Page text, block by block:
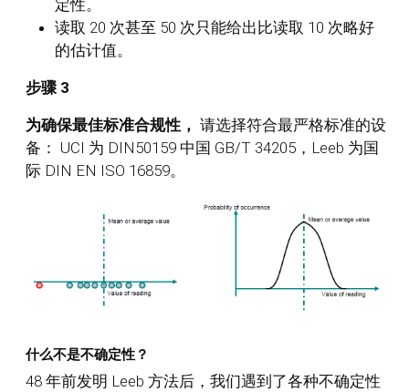
定性。
读取 20 次甚至 50 次只能给出比读取 10 次略好
的估计值。
步骤 3
为确保最佳标准合规性， 请选择符合最严格标准的设
备： UCI 为 DIN50159 中国 GB/T 34205，Leeb 为国
际 DIN EN ISO 16859。
什么不是不确定性？
48 年前发明 Leeb 方法后，我们遇到了各种不确定性